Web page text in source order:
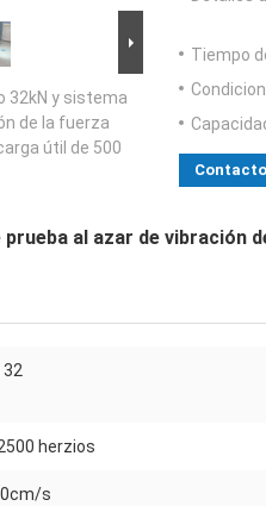
32kN y sistema
de la fuerza
útil de 500
Tiempo
Contacto
prueba al azar de vibración
32
herzios
s